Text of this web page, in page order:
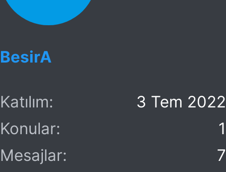
BesirA
Katılım
3 Tem 2022
Konular
1
Mesajlar
7